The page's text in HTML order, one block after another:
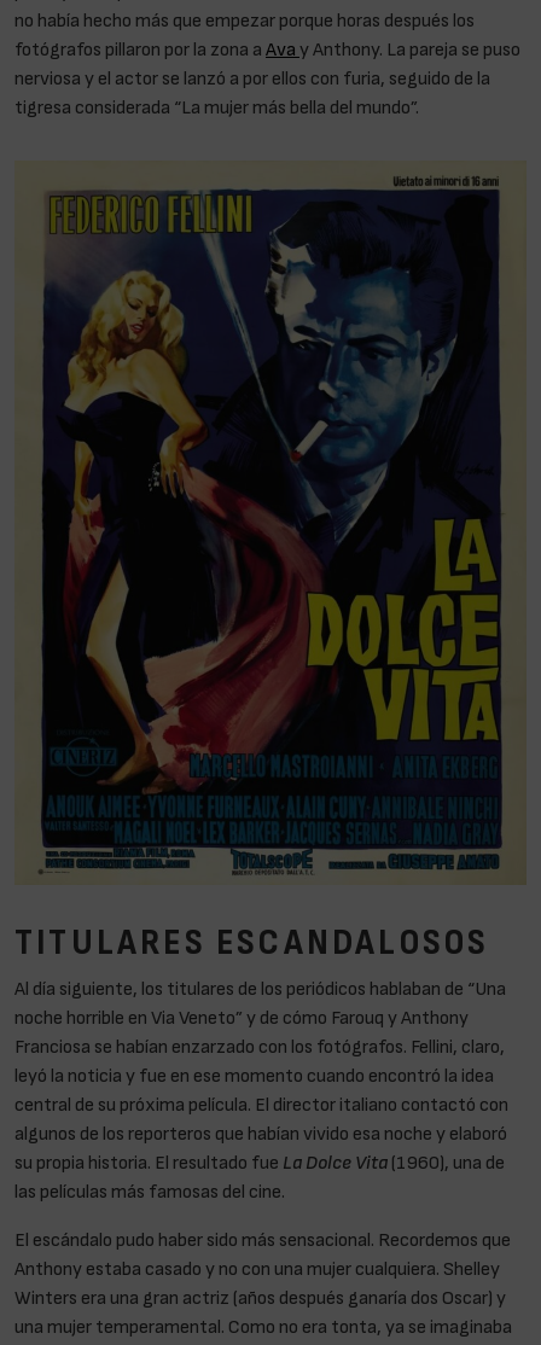
no había hecho más que empezar porque horas después los
fotógrafos pillaron por la zona a Ava y Anthony. La pareja se puso
nerviosa y el actor se lanzó a por ellos con furia, seguido de la
tigresa considerada “La mujer más bella del mundo”.
TITULARES ESCANDALOSOS
Al día siguiente, los titulares de los periódicos hablaban de “Una
noche horrible en Via Veneto” y de cómo Farouq y Anthony
Franciosa se habían enzarzado con los fotógrafos. Fellini, claro,
leyó la noticia y fue en ese momento cuando encontró la idea
central de su próxima película. El director italiano contactó con
algunos de los reporteros que habían vivido esa noche y elaboró
su propia historia. El resultado fue La Dolce Vita (1960), una de
las películas más famosas del cine.
El escándalo pudo haber sido más sensacional. Recordemos que
Anthony estaba casado y no con una mujer cualquiera. Shelley
Winters era una gran actriz (años después ganaría dos Oscar) y
una mujer temperamental. Como no era tonta, ya se imaginaba